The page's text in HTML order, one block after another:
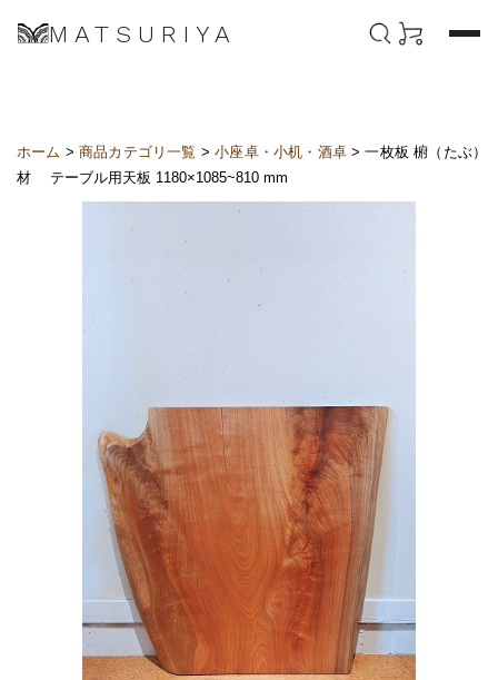
MATSURIYA
ホーム >商品カテゴリ一覧 >小座卓・小机・酒卓> 一枚板 椨（たぶ）
材 テーブル用天板 1180×1085~810 mm